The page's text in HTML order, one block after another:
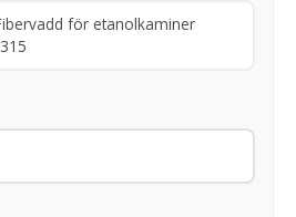
för etanolkaminer